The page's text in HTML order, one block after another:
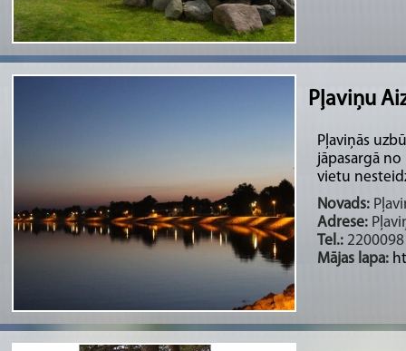
Pļaviņu
Pļaviņās
jāpasargā
vietu
Novads:
Adrese:
Tel.:
Mājas lapa: